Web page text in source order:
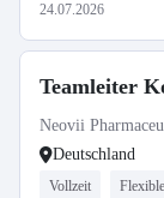
24.07.2026
Teamleiter
Neovii
Deutschland
Vollzeit